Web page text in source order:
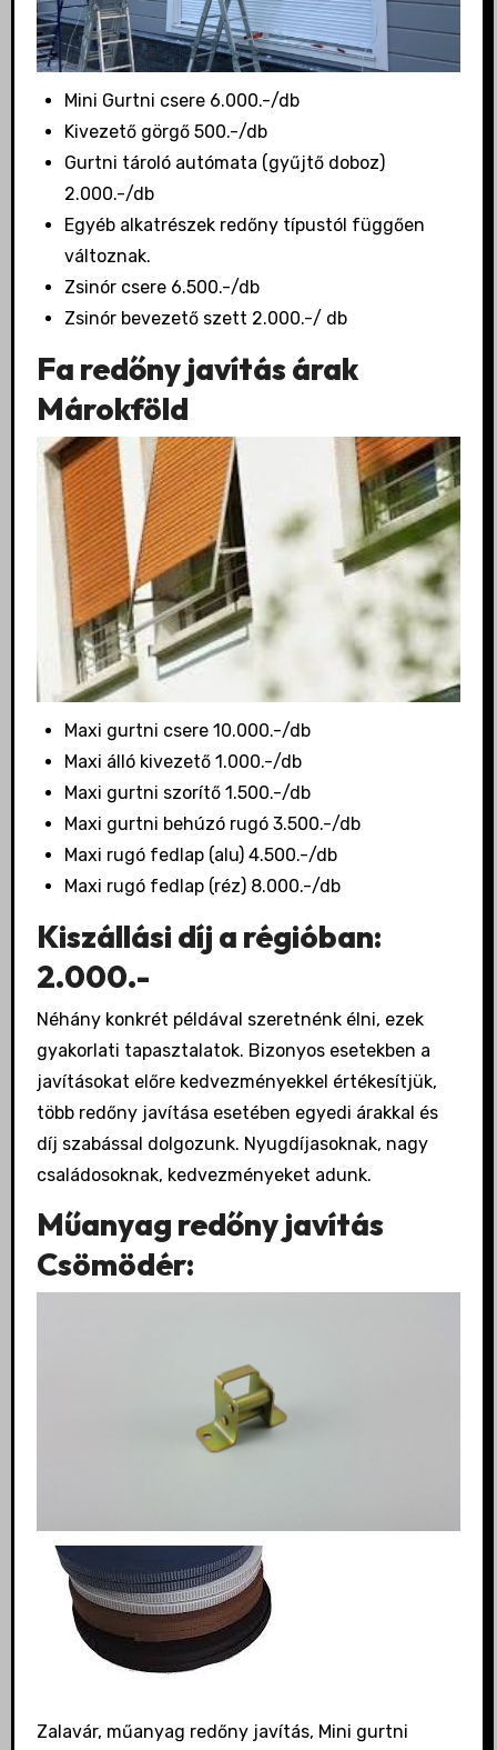
Mini Gurtni csere 6.000.-/db
Kivezető görgő 500.-/db
Gurtni tároló autómata (gyűjtő doboz)
2.000.-/db
Egyéb alkatrészek redőny típustól függően
változnak.
Zsinór csere 6.500.-/db
Zsinór bevezető szett 2.000.-/ db
Fa redőny javítás árak
Márokföld
Maxi gurtni csere 10.000.-/db
Maxi álló kivezető 1.000.-/db
Maxi gurtni szorítő 1.500.-/db
Maxi gurtni behúzó rugó 3.500.-/db
Maxi rugó fedlap (alu) 4.500.-/db
Maxi rugó fedlap (réz) 8.000.-/db
Kiszállási díj a régióban:
2.000.-
Néhány konkrét példával szeretnénk élni, ezek
gyakorlati tapasztalatok. Bizonyos esetekben a
javításokat előre kedvezményekkel értékesítjük,
több redőny javítása esetében egyedi árakkal és
díj szabással dolgozunk. Nyugdíjasoknak, nagy
családosoknak, kedvezményeket adunk.
Műanyag redőny javítás
Csömödér:
Zalavár, műanyag redőny javítás, Mini gurtni